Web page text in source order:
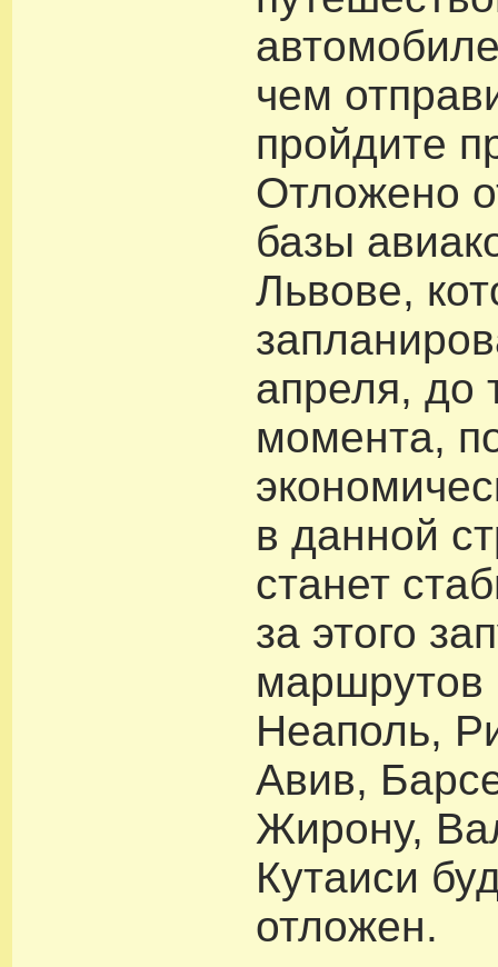
чем
пройдите
Отложено
базы
Львове,
апреля, до
момента,
в данной
станет
за этого
маршрутов
Неаполь,
Авив,
Жирону,
Кутаиси
отложен.